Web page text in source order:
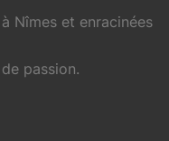
Nîmes et enracinées
passion.